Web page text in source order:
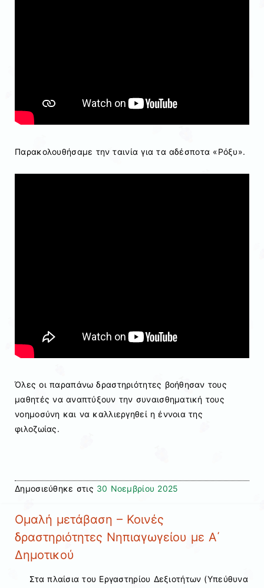
Παρακολουθήσαμε την ταινία για τα αδέσποτα «Ρόξυ».
Όλες οι παραπάνω δραστηριότητες βοήθησαν τους
μαθητές να αναπτύξουν την συναισθηματική τους
νοημοσύνη και να καλλιεργηθεί η έννοια της
φιλοζωίας.
Δημοσιεύθηκε στις 30 Νοεμβρίου 2025
Ομαλή μετάβαση – Κοινές
δραστηριότητες Νηπιαγωγείου με Α΄
Δημοτικού
Στα πλαίσια του Εργαστηρίου Δεξιοτήτων (Υπεύθυνα